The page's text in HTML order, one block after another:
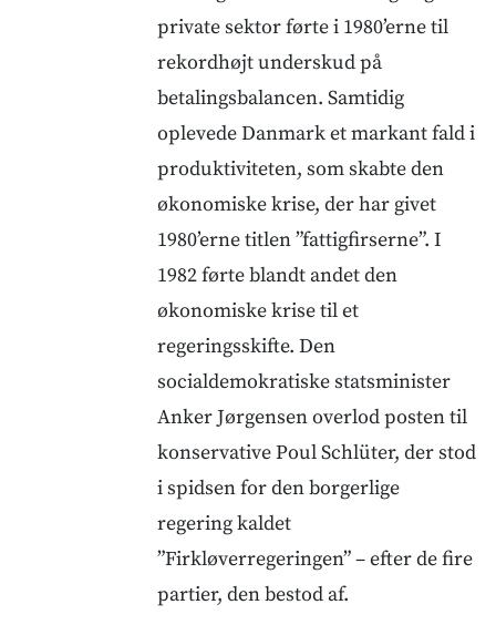
private sektor førte i 1980’erne til
rekordhøjt underskud på
betalingsbalancen. Samtidig
oplevede Danmark et markant fald i
produktiviteten, som skabte den
økonomiske krise, der har givet
1980’erne titlen ”fattigfirserne”. I
1982 førte blandt andet den
økonomiske krise til et
regeringsskifte. Den
socialdemokratiske statsminister
Anker Jørgensen overlod posten til
konservative Poul Schlüter, der stod
i spidsen for den borgerlige
regering kaldet
”Firkløverregeringen” – efter de fire
partier, den bestod af.